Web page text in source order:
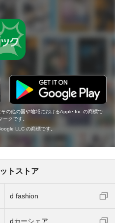
の他の国や地域におけるApple Inc.の商標で
クです。
LLC の商標です。
トストア
d fashion
dカーシェア